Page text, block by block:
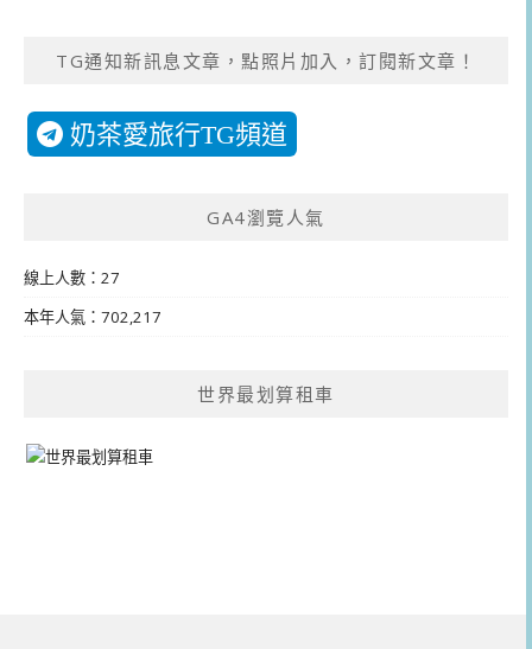
TG通知新訊息文章，點照片加入，訂閱新文章！
奶茶愛旅行TG頻道
GA4瀏覽人氣
線上人數：27
本年人氣：702,217
世界最划算租車